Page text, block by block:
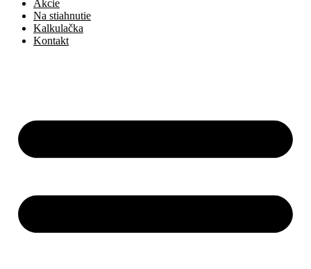
Akcie
Na stiahnutie
Kalkulačka
Kontakt